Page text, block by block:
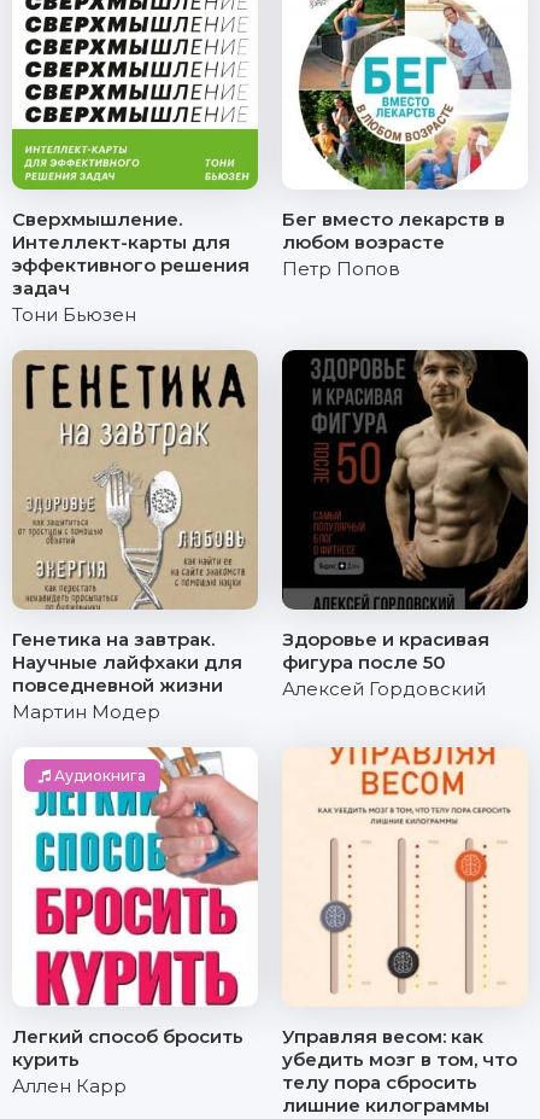
Сверхмышление.
Интеллект-карты для
эффективного решения
задач
Тони Бьюзен
Бег вместо лекарств в
любом возрасте
Петр Попов
Генетика на завтрак.
Научные лайфхаки для
повседневной жизни
Мартин Модер
Здоровье и красивая
фигура после 50
Алексей Гордовский
Аудиокнига
Легкий способ бросить
курить
Аллен Карр
Управляя весом: как
убедить мозг в том, что
телу пора сбросить
лишние килограммы